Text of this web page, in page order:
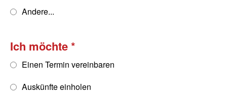
Andere...
Ich möchte
Einen Termin vereinbaren
Auskünfte einholen